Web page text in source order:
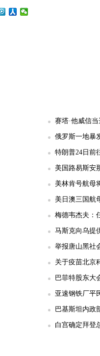
赛塔·他威信
俄罗斯一地暴
特朗普24日前
美国路易斯安
美林肯号航母
美日澳三国航
梅德韦杰夫：
马斯克向乌提
举报唐山黑社
关于疫苗北京
巴菲特股东大
亚速钢铁厂平
巴基斯坦内政
白宫确定拜登